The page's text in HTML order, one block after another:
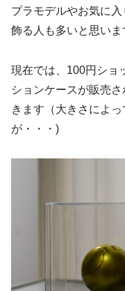
プラモデルやお気に
飾る人も多いと思いま
現在では、100円ショ
ションケースが販売
きます（大きさによ
が・・・)